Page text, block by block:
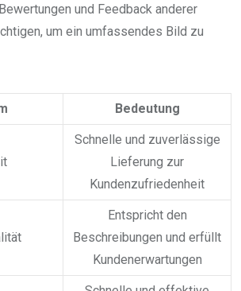
und Feedback anderer
um ein umfassendes Bild zu
Bedeutung
Schnelle und zuverlässige
Lieferung zur
Kundenzufriedenheit
Entspricht den
Beschreibungen und erfüllt
Kundenerwartungen